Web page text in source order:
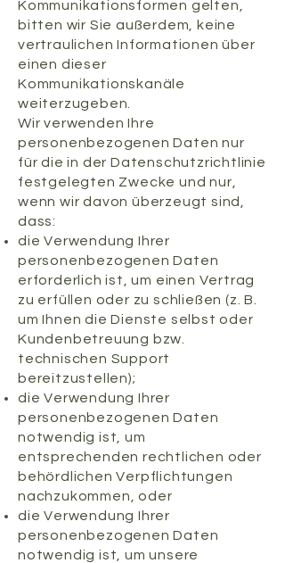
Kommunikationsformen gelten,
bitten wir Sie außerdem, keine
vertraulichen Informationen über
einen dieser
Kommunikationskanäle
weiterzugeben.
Wir verwenden Ihre
personenbezogenen Daten nur
für die in der Datenschutzrichtlinie
festgelegten Zwecke und nur,
wenn wir davon überzeugt sind,
dass:
die Verwendung Ihrer
personenbezogenen Daten
erforderlich ist, um einen Vertrag
zu erfüllen oder zu schließen (z. B.
um Ihnen die Dienste selbst oder
Kundenbetreuung bzw.
technischen Support
bereitzustellen);
die Verwendung Ihrer
personenbezogenen Daten
notwendig ist, um
entsprechenden rechtlichen oder
behördlichen Verpflichtungen
nachzukommen, oder
die Verwendung Ihrer
personenbezogenen Daten
notwendig ist, um unsere